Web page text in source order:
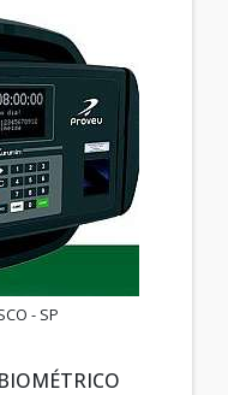
- SP